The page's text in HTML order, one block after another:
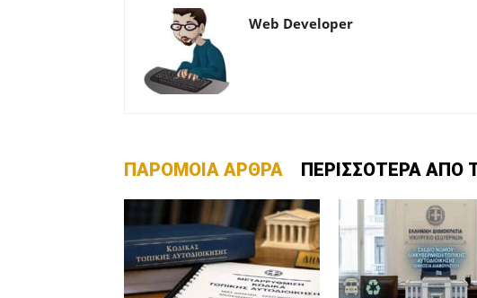
Web Developer
ΠΑΡΟΜΟΙΑ ΑΡΘΡΑ ΠΕΡΙΣΣΟΤΕΡΑ ΑΠΟ